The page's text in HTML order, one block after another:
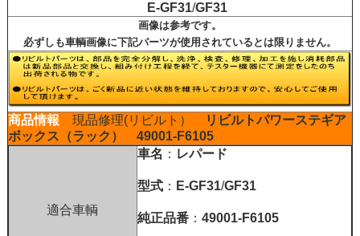
E-GF31/GF31
画像は参考です。
必ずしも車輌画像に下記パーツが使用されているとは限りません。
商品情報 現品修理(リビルト）
リビルトパワーステギア
ボックス（ラック）
49001-F6105
適合車輌
車名 ： レパード
型式： E-GF31/GF31
純正品番： 49001-F6105